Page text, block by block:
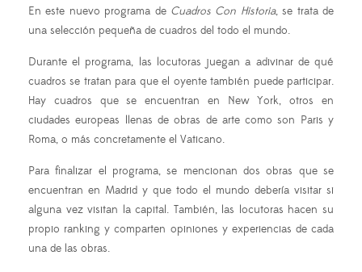
En este nuevo programa de Cuadros Con Historia, se trata de
una selección pequeña de cuadros del todo el mundo.
Durante el programa, las locutoras juegan a adivinar de qué
cuadros se tratan para que el oyente también puede participar.
Hay cuadros que se encuentran en New York, otros en
ciudades europeas llenas de obras de arte como son Paris y
Roma, o más concretamente el Vaticano.
Para finalizar el programa, se mencionan dos obras que se
encuentran en Madrid y que todo el mundo debería visitar si
alguna vez visitan la capital. También, las locutoras hacen su
propio ranking y comparten opiniones y experiencias de cada
una de las obras.